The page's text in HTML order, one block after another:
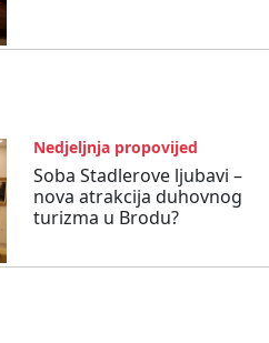
Nedjeljnja propovijed
Soba Stadlerove ljubavi –
nova atrakcija duhovnog
turizma u Brodu?